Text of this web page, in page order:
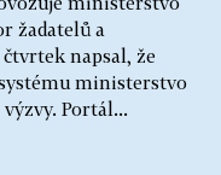
žadatelů a
napsal, že
ministerstvo
Portál...